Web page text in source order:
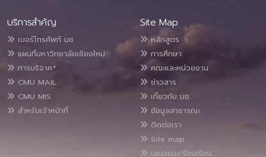
บริการสำคัญ
เบอร์โทรศัพท์ มช.
แผนที่มหาวิทยาลัยเชียงใหม่
การบริจาค*
CMU MAIL
CMU MIS
สำหรับเจ้าหน้าที่
Site Map
หลักสูตร
การศึกษา
คณะและหน่วยงาน
ข่าวสาร
เกี่ยวกับ มช.
ข้อมูลสาธารณะ
ติดต่อเรา
Site map
เสนอแนะ/ร้องเรียน